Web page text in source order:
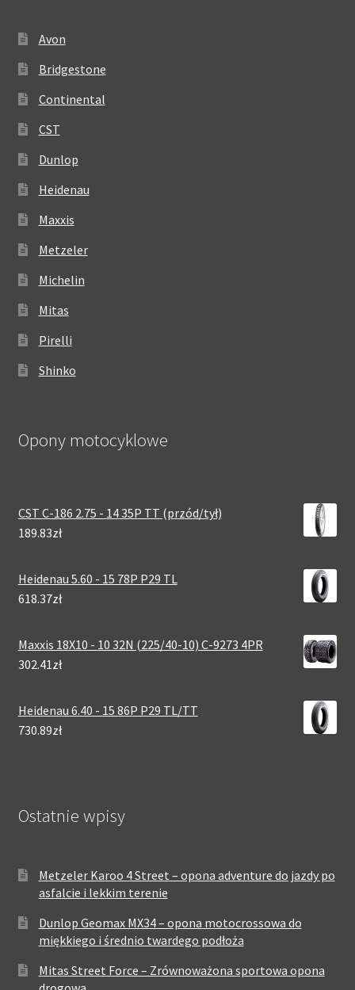
Avon
Bridgestone
Continental
CST
Dunlop
Heidenau
Maxxis
Metzeler
Michelin
Mitas
Pirelli
Shinko
Opony motocyklowe
CST C-186 2.75 - 14 35P TT (przód/tył)
189.83zł
Heidenau 5.60 - 15 78P P29 TL
618.37zł
Maxxis 18X10 - 10 32N (225/40-10) C-9273 4PR
302.41zł
Heidenau 6.40 - 15 86P P29 TL/TT
730.89zł
Ostatnie wpisy
Metzeler Karoo 4 Street – opona adventure do jazdy po
asfalcie i lekkim terenie
Dunlop Geomax MX34 – opona motocrossowa do
miękkiego i średnio twardego podłoża
Mitas Street Force – Zrównoważona sportowa opona